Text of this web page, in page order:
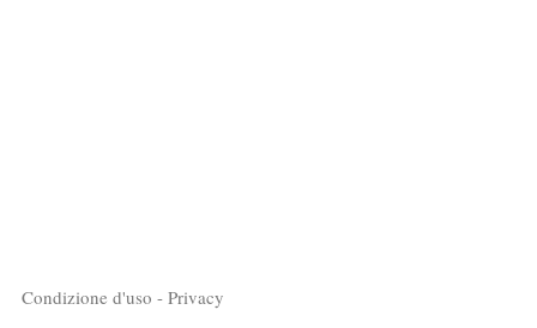
Condizione d'uso - Privacy